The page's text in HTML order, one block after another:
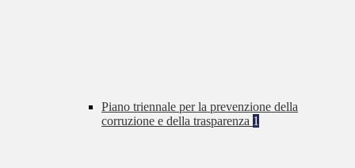
Piano triennale per la prevenzione della
corruzione e della trasparenza 1